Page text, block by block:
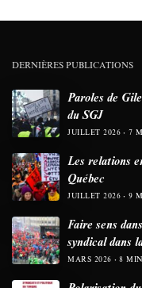
DERNIÈRES PUBLICATIONS
Paroles de
du SGJ
JUILLET 2026 7
Les relations
Québec
JUILLET 2026 9
Faire sens
syndical dans
MARS 2026 8